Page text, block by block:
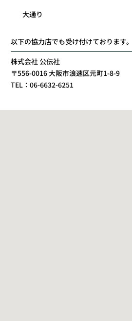
大通り
以下の協力店でも受け付けております。
株式会社 公伝社
〒556-0016 大阪市浪速区元町1-8-9
TEL：06-6632-6251